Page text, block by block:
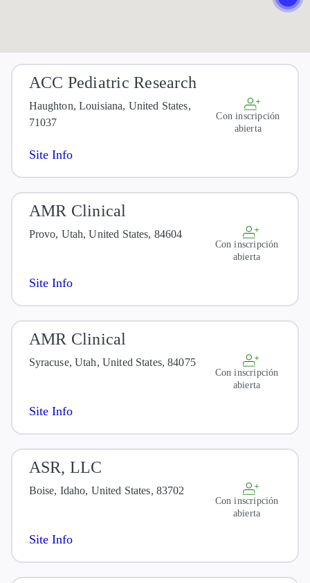
ACC Pediatric Research
Haughton, Louisiana, United States,
71037
Con inscripción
abierta
Site Info
AMR Clinical
Provo, Utah, United States, 84604
Con inscripción
abierta
Site Info
AMR Clinical
Syracuse, Utah, United States, 84075
Con inscripción
abierta
Site Info
ASR, LLC
Boise, Idaho, United States, 83702
Con inscripción
abierta
Site Info